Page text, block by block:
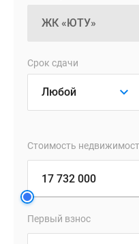
Срок сдачи
Стоимость
Первый взнос